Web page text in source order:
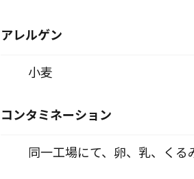
アレルゲン
小麦
コンタミネーション
同一工場にて、卵、乳、くる